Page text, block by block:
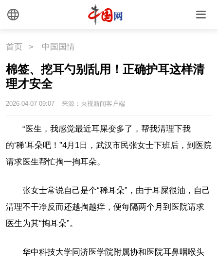
首页 > 中国国情
棉签、挖耳勺别乱用！正确护耳这样清
理才安全
2026-04-07 09:07 来源：央视新闻客户端
“医生，我感觉最近耳屎变多了，帮我清理下我
的‘稀’耳朵吧！”4月1日，武汉市民张女士下班后，到医院
请求医生帮忙掏一掏耳朵。
张女士常说自己是个“稀耳朵”，由于耳屎很油，自己
清理不干净反而还越掏越痒，便每隔两个月到医院请求
医生为其“掏耳朵”。
华中科技大学同济医学院附属协和医院耳鼻咽喉头